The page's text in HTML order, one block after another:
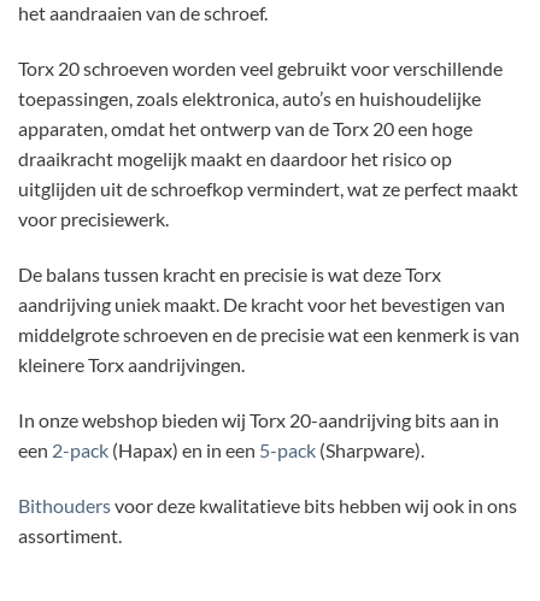
het aandraaien van de schroef.
Torx 20 schroeven worden veel gebruikt voor verschillende
toepassingen, zoals elektronica, auto’s en huishoudelijke
apparaten, omdat het ontwerp van de Torx 20 een hoge
draaikracht mogelijk maakt en daardoor het risico op
uitglijden uit de schroefkop vermindert, wat ze perfect maakt
voor precisiewerk.
De balans tussen kracht en precisie is wat deze Torx
aandrijving uniek maakt. De kracht voor het bevestigen van
middelgrote schroeven en de precisie wat een kenmerk is van
kleinere Torx aandrijvingen.
In onze webshop bieden wij Torx 20-aandrijving bits aan in
een 2-pack (Hapax) en in een 5-pack (Sharpware).
Bithoudersvoor deze kwalitatieve bits hebben wij ook in ons
assortiment.